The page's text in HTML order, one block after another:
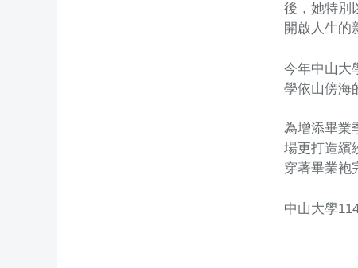
後，她特別
開啟人生的
今年中山大
學依山傍海
為增添畢業
場更打造繽
穿著畢業袍
中山大學